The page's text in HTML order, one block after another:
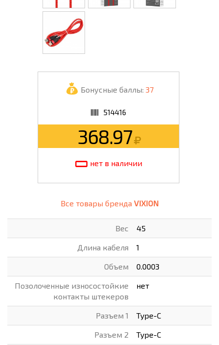
Бонусные баллы: 37
514416
368.97
нет в наличии
Все товары бренда VIXION
Вес 45
Длина кабеля 1
Объем 0.0003
Позолоченные износостойкие
контакты штекеров
нет
Разъем 1 Type-C
Разъем 2 Type-C